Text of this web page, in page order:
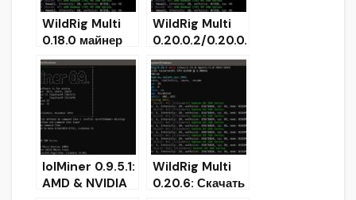
WildRig Multi
0.18.0 майнер
для AMD GPUs
(Скачать)
WildRig Multi
0.20.0.2/0.20.0.
3 beta (AMD
GPU miner)
lolMiner 0.9.5.1:
AMD & NVIDIA
WildRig Multi
0.20.6: Скачать